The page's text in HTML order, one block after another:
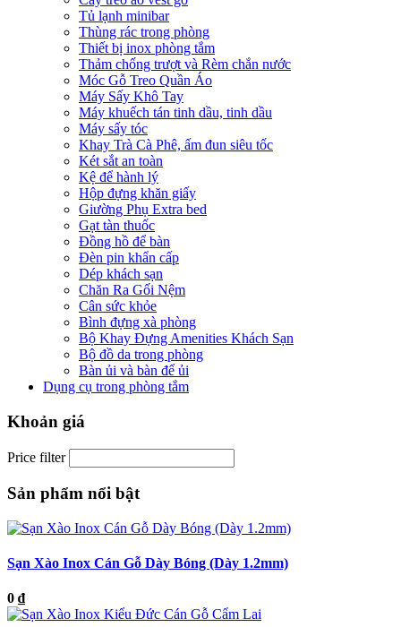
Tủ lạnh minibar
Thùng rác trong phòng
Thiết bị inox phòng tắm
Thảm chống trượt và Rèm chắn nước
Móc Gỗ Treo Quần Áo
Máy Sấy Khô Tay
Máy khuếch tán tinh dầu, tinh dầu
Máy sấy tóc
Khay Trà Cà Phê, ấm đun siêu tốc
Két sắt an toàn
Kệ để hành lý
Hộp đựng khăn giấy
Giường Phụ Extra bed
Gạt tàn thuốc
Đồng hồ để bàn
Đèn pin khẩn cấp
Dép khách sạn
Chăn Ra Gối Nệm
Cân sức khỏe
Bình đựng xà phòng
Bộ Khay Đựng Amenities Khách Sạn
Bộ đồ da trong phòng
Bàn ủi và bàn để ủi
Dụng cụ trong phòng tắm
Khoản giá
Price filter
Sản phẩm nổi bật
Sạn Xào Inox Cán Gỗ Dày Bóng (Dày 1.2mm)
0 ₫